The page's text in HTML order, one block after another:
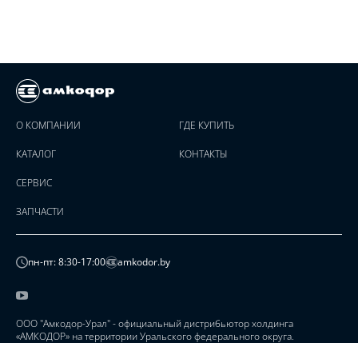
О КОМПАНИИ
КАТАЛОГ
СЕРВИС
ЗАПЧАСТИ
ГДЕ КУПИТЬ
КОНТАКТЫ
пн-пт: 8:30-17:00 amkodor.by
ООО "Амкодор-Урал" - официальный дистрибьютор холдинга
«АМКОДОР» на территории Уральского федерального округа.